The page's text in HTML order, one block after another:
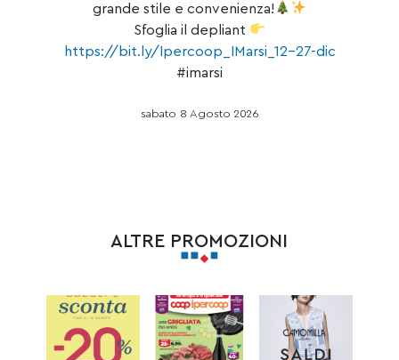
grande stile e convenienza!
Sfoglia il depliant
https://bit.ly/Ipercoop_IMarsi_12-27-dic
#imarsi
sabato 8 Agosto 2026
ALTRE PROMOZIONI